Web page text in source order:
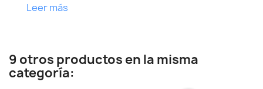
Leer más
9 otros productos en la misma
categoría: